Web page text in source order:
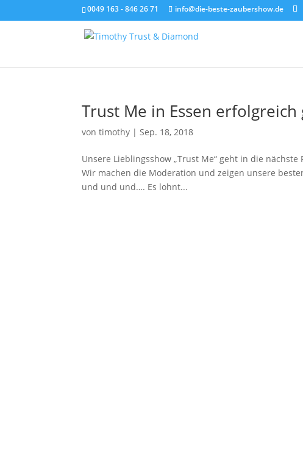
0049 163 - 846 26 71 info@die-beste-zaubershow.de
Trust Me in Essen
vontimothy |Sep. 18, 2018
Unsere Lieblingsshow „Trust Me“ geht in die
Wir machen die Moderation und zeigen unsere
und und und…. Es lohnt...